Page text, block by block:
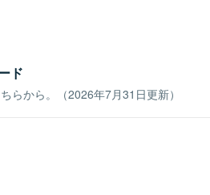
ド
らから。（2026年7月31日更新）